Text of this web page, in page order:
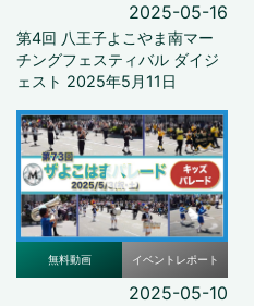
2025-05-16
第4回 八王子よこやま南マー
チングフェスティバル ダイジ
ェスト 2025年5月11日
無料動画 イベントレポート
2025-05-10